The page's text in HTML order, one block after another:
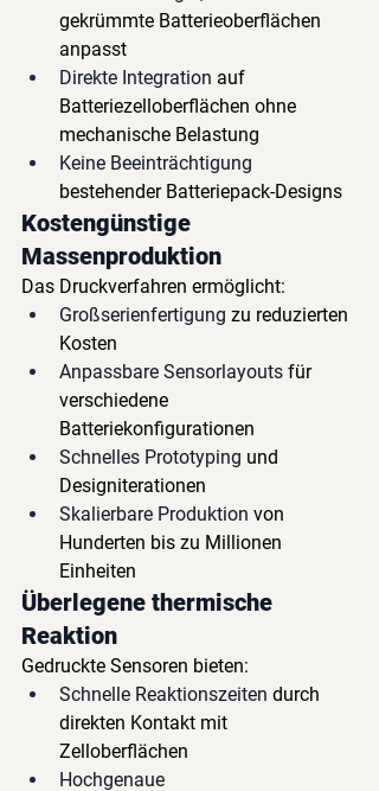
gekrümmte Batterieoberflächen
anpasst
Direkte Integration auf
Batteriezelloberflächen ohne
mechanische Belastung
Keine Beeinträchtigung
bestehender Batteriepack-Designs
Kostengünstige
Massenproduktion
Das Druckverfahren ermöglicht:
Großserienfertigung zu reduzierten
Kosten
Anpassbare Sensorlayouts für
verschiedene
Batteriekonfigurationen
Schnelles Prototyping und
Designiterationen
Skalierbare Produktion von
Hunderten bis zu Millionen
Einheiten
Überlegene thermische
Reaktion
Gedruckte Sensoren bieten:
Schnelle Reaktionszeiten durch
direkten Kontakt mit
Zelloberflächen
Hochgenaue